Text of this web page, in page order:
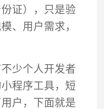
证），只是验
、用户需求，
少个人开发者
程序工具，短
户，下面就是